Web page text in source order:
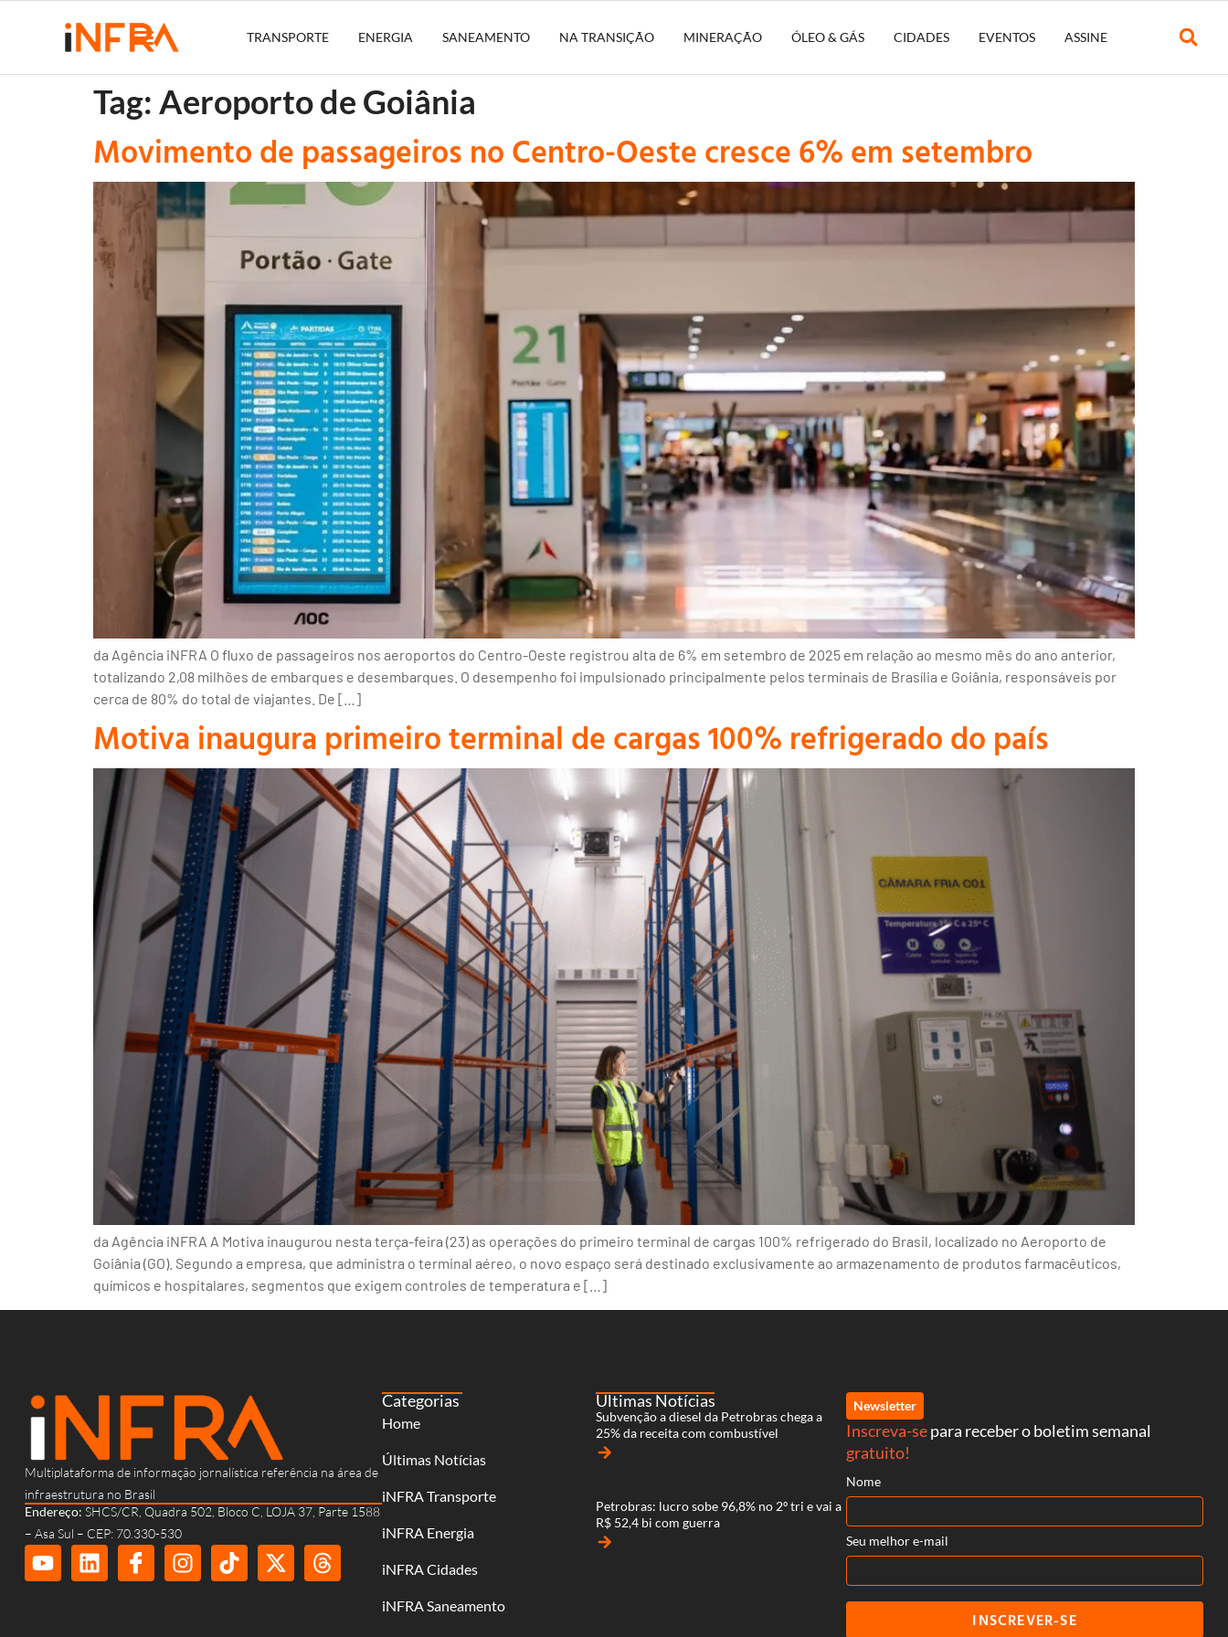
TRANSPORTE ENERGIA SANEAMENTO NA TRANSIÇÃO MINERAÇÃO ÓLEO & GÁS CIDADES EVENTOS ASSINE
Tag: Aeroporto de Goiânia
Movimento de passageiros no Centro-Oeste cresce 6% em setembro
da Agência iNFRA O fluxo de passageiros nos aeroportos do Centro-Oeste registrou alta de 6% em setembro de 2025 em relação ao mesmo mês do ano anterior,
totalizando 2,08 milhões de embarques e desembarques. O desempenho foi impulsionado principalmente pelos terminais de Brasília e Goiânia, responsáveis por
cerca de 80% do total de viajantes. De […]
Motiva inaugura primeiro terminal de cargas 100% refrigerado do país
da Agência iNFRA A Motiva inaugurou nesta terça-feira (23) as operações do primeiro terminal de cargas 100% refrigerado do Brasil, localizado no Aeroporto de
Goiânia (GO). Segundo a empresa, que administra o terminal aéreo, o novo espaço será destinado exclusivamente ao armazenamento de produtos farmacêuticos,
químicos e hospitalares, segmentos que exigem controles de temperatura e […]
Multiplataforma de informação jornalística referência na área de
infraestrutura no Brasil
Endereço: SHCS/CR, Quadra 502, Bloco C, LOJA 37, Parte 1588
– Asa Sul – CEP: 70.330-530
Categorias
Home
Últimas Notícias
iNFRA Transporte
iNFRA Energia
iNFRA Cidades
iNFRA Saneamento
Últimas Notícias
Subvenção a diesel da Petrobras chega a
25% da receita com combustível
arrow_forward
Petrobras: lucro sobe 96,8% no 2º tri e vai a
R$ 52,4 bi com guerra
arrow_forward
Newsletter
Inscreva-separa receber o boletim semanal
gratuito!
Nome
Seu melhor e-mail
INSCREVER-SE